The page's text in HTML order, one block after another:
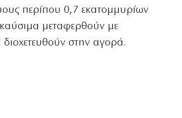
περίπου 0,7 εκατομμυρίων
μεταφερθούν με
στην αγορά.